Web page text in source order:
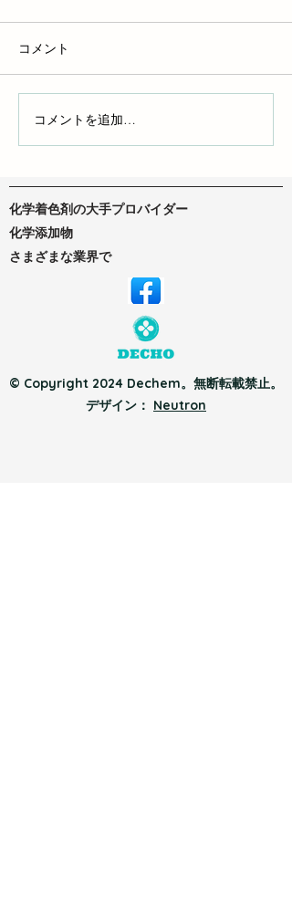
液体染料とポリマー染料
コメント
コメントを追加…
化学着色剤の大手プロバイダー
化学添加物
さまざまな業界で
© Copyright 2024 Dechem。無断転載禁止。
デザイン： Neutron